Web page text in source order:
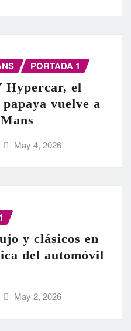
PORTADA 1
el
vuelve a
May 4, 2026
y clásicos en
del automóvil
May 2, 2026